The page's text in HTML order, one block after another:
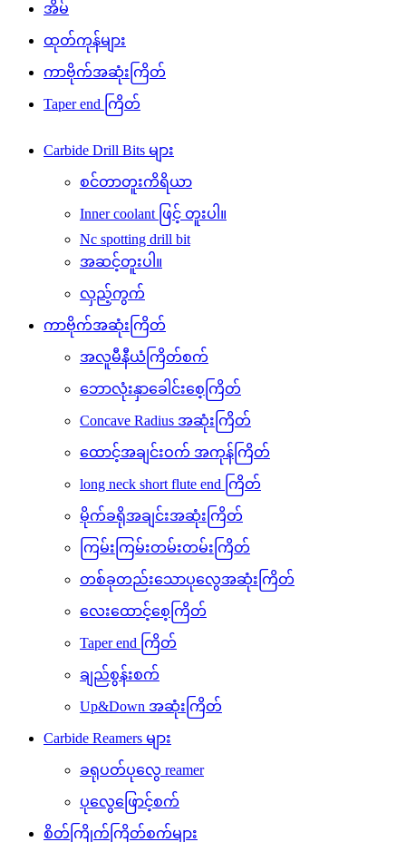
အိမ်
ထုတ်ကုန်များ
ကာဗိုက်အဆုံးကြိတ်
Taper end ကြိတ်
Carbide Drill Bits များ
စင်တာတူးကိရိယာ
Inner coolant ဖြင့် တူးပါ။
Nc spotting drill bit
အဆင့်တူးပါ။
လှည့်ကွက်
ကာဗိုက်အဆုံးကြိတ်
အလူမီနီယံကြိတ်စက်
ဘောလုံးနှာခေါင်းစေ့ကြိတ်
Concave Radius အဆုံးကြိတ်
ထောင့်အချင်းဝက် အကုန်ကြိတ်
long neck short flute end ကြိတ်
မိုက်ခရိုအချင်းအဆုံးကြိတ်
ကြမ်းကြမ်းတမ်းတမ်းကြိတ်
တစ်ခုတည်းသောပုလွေအဆုံးကြိတ်
လေးထောင့်စေ့ကြိတ်
Taper end ကြိတ်
ချည်စွန်းစက်
Up&Down အဆုံးကြိတ်
Carbide Reamers များ
ခရုပတ်ပုလွေ reamer
ပုလွေဖြောင့်စက်
စိတ်ကြိုက်ကြိတ်စက်များ